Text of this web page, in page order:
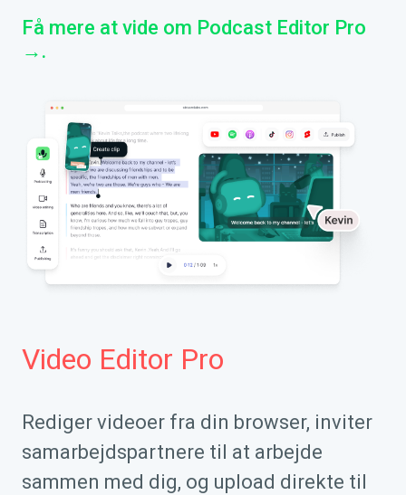
Få mere at vide om Podcast Editor Pro
→.
Video Editor Pro
Rediger videoer fra din browser, inviter
samarbejdspartnere til at arbejde
sammen med dig, og upload direkte til